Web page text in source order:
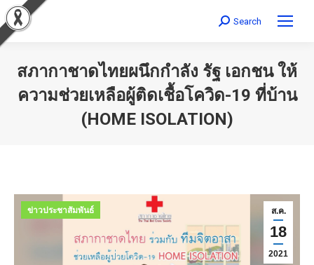
Search:
Search
สภากาชาดไทยผนึกกำลัง รัฐ เอกชน ให้
ความช่วยเหลือผู้ติดเชื้อโควิด-19 ที่บ้าน
(HOME ISOLATION)
ส.ค.
18
2021
ข่าวประชาสัมพันธ์